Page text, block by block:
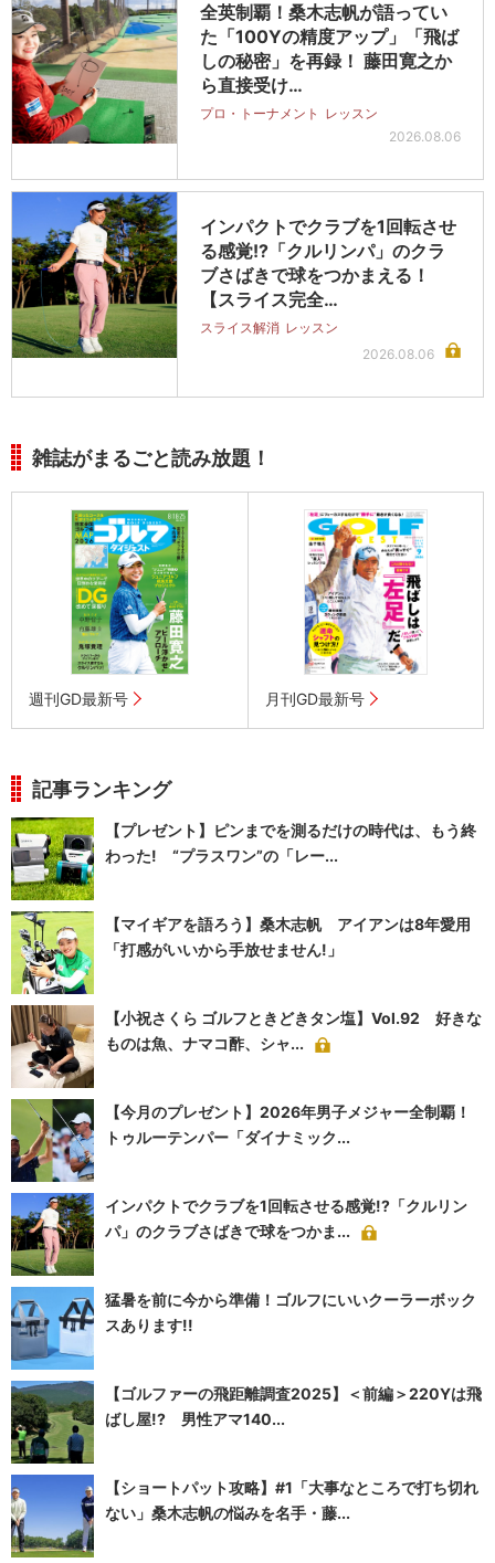
全英制覇！桑木志帆が語ってい
た「100Yの精度アップ」「飛ば
しの秘密」を再録！ 藤田寛之か
ら直接受け…
プロ・トーナメント レッスン
2026.08.06
インパクトでクラブを1回転させ
る感覚!?「クルリンパ」のクラ
ブさばきで球をつかまえる！
【スライス完全…
スライス解消 レッスン
2026.08.06
雑誌がまるごと読み放題！
週刊GD最新号 月刊GD最新号
記事ランキング
【プレゼント】ピンまでを測るだけの時代は、もう終
わった! “プラスワン”の「レー...
【マイギアを語ろう】桑木志帆 アイアンは8年愛用
「打感がいいから手放せません!」
【小祝さくら ゴルフときどきタン塩】Vol.92 好きな
ものは魚、ナマコ酢、シャ...
【今月のプレゼント】2026年男子メジャー全制覇！
トゥルーテンパー「ダイナミック...
インパクトでクラブを1回転させる感覚!?「クルリン
パ」のクラブさばきで球をつかま...
猛暑を前に今から準備！ゴルフにいいクーラーボック
スあります!!
【ゴルファーの飛距離調査2025】＜前編＞220Yは飛
ばし屋!? 男性アマ140...
【ショートパット攻略】#1「大事なところで打ち切れ
ない」桑木志帆の悩みを名手・藤...